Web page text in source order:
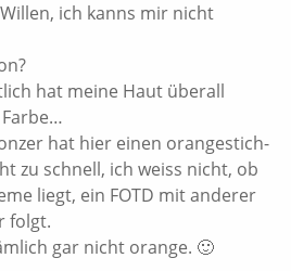
ich kanns mir nicht
hat meine Haut überall
hat hier einen orangestich-
zu schnell, ich weiss nicht, ob
liegt, ein FOTD mit anderer
folgt.
gar nicht orange. 🙂